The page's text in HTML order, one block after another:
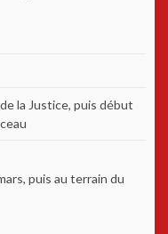
la Justice, puis début
puis au terrain du